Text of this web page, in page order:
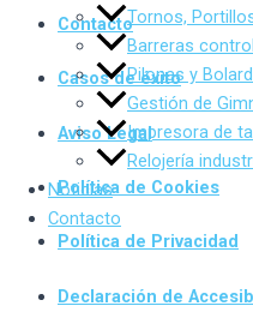
Tornos,
Barreras
Pilonas y
Gestión de
Impresora de
Relojería
Noticias
Contacto
Contacto
Casos de éxito
Aviso Legal
Política de Cookies
Política de Privacidad
Declaración de